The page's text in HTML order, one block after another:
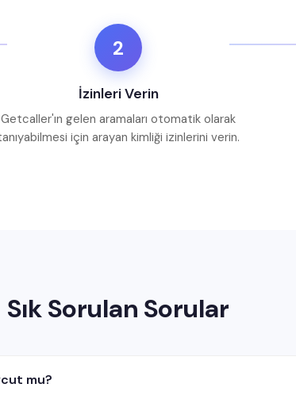
2
İzinleri Verin
Getcaller'ın gelen aramaları otomatik olarak
için arayan kimliği izinlerini verin.
Sık Sorulan Sorular
mu?